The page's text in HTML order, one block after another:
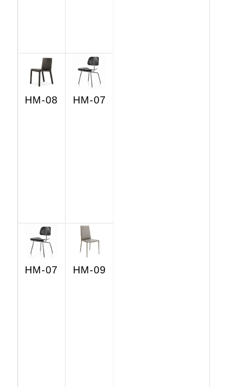
HM-08 HM-07
HM-07 HM-09